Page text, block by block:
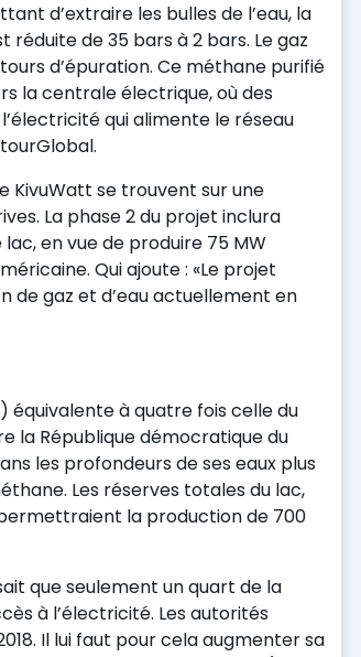
d’extraire les bulles de l’eau, la
réduite de 35 bars à 2 bars. Le gaz
d’épuration. Ce méthane purifié
la centrale électrique, où des
qui alimente le réseau
KivuWatt se trouvent sur une
La phase 2 du projet inclura
en vue de produire 75 MW
Qui ajoute : «Le projet
de gaz et d’eau actuellement en
équivalente à quatre fois celle du
la République démocratique du
les profondeurs de ses eaux plus
Les réserves totales du lac,
la production de 700
que seulement un quart de la
à l’électricité. Les autorités
Il lui faut pour cela augmenter sa